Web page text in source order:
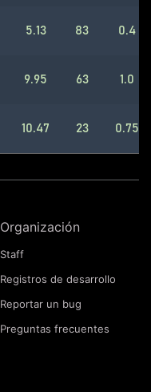
5.13 83 0.4
9.95 63 1.0
10.47 23 0.75
Organización
Staff
Registros de desarrollo
Reportar un bug
Preguntas frecuentes